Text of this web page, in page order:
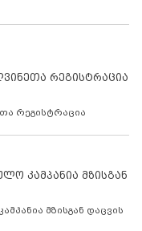
რეგისტრაცია
რეგისტრაცია
კამპანია მზისგან
მზისგან დაცვის